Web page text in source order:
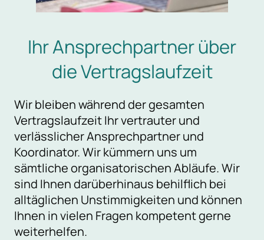
Ihr Ansprechpartner über
die Vertragslaufzeit
Wir bleiben während der gesamten
Vertragslaufzeit Ihr vertrauter und
verlässlicher Ansprechpartner und
Koordinator. Wir kümmern uns um
sämtliche organisatorischen Abläufe. Wir
sind Ihnen darüberhinaus behilflich bei
alltäglichen Unstimmigkeiten und können
Ihnen in vielen Fragen kompetent gerne
weiterhelfen.